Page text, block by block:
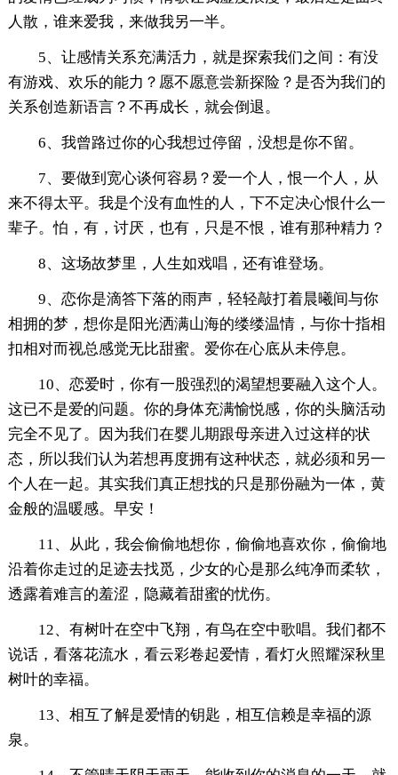
人散，谁来爱我，来做我另一半。
5、让感情关系充满活力，就是探索我们之间：有没
有游戏、欢乐的能力？愿不愿意尝新探险？是否为我们的
关系创造新语言？不再成长，就会倒退。
6、我曾路过你的心我想过停留，没想是你不留。
7、要做到宽心谈何容易？爱一个人，恨一个人，从
来不得太平。我是个没有血性的人，下不定决心恨什么一
辈子。怕，有，讨厌，也有，只是不恨，谁有那种精力？
8、这场故梦里，人生如戏唱，还有谁登场。
9、恋你是滴答下落的雨声，轻轻敲打着晨曦间与你
相拥的梦，想你是阳光洒满山海的缕缕温情，与你十指相
扣相对而视总感觉无比甜蜜。爱你在心底从未停息。
10、恋爱时，你有一股强烈的渴望想要融入这个人。
这已不是爱的问题。你的身体充满愉悦感，你的头脑活动
完全不见了。因为我们在婴儿期跟母亲进入过这样的状
态，所以我们认为若想再度拥有这种状态，就必须和另一
个人在一起。其实我们真正想找的只是那份融为一体，黄
金般的温暖感。早安！
11、从此，我会偷偷地想你，偷偷地喜欢你，偷偷地
沿着你走过的足迹去找觅，少女的心是那么纯净而柔软，
透露着难言的羞涩，隐藏着甜蜜的忧伤。
12、有树叶在空中飞翔，有鸟在空中歌唱。我们都不
说话，看落花流水，看云彩卷起爱情，看灯火照耀深秋里
树叶的幸福。
13、相互了解是爱情的钥匙，相互信赖是幸福的源
泉。